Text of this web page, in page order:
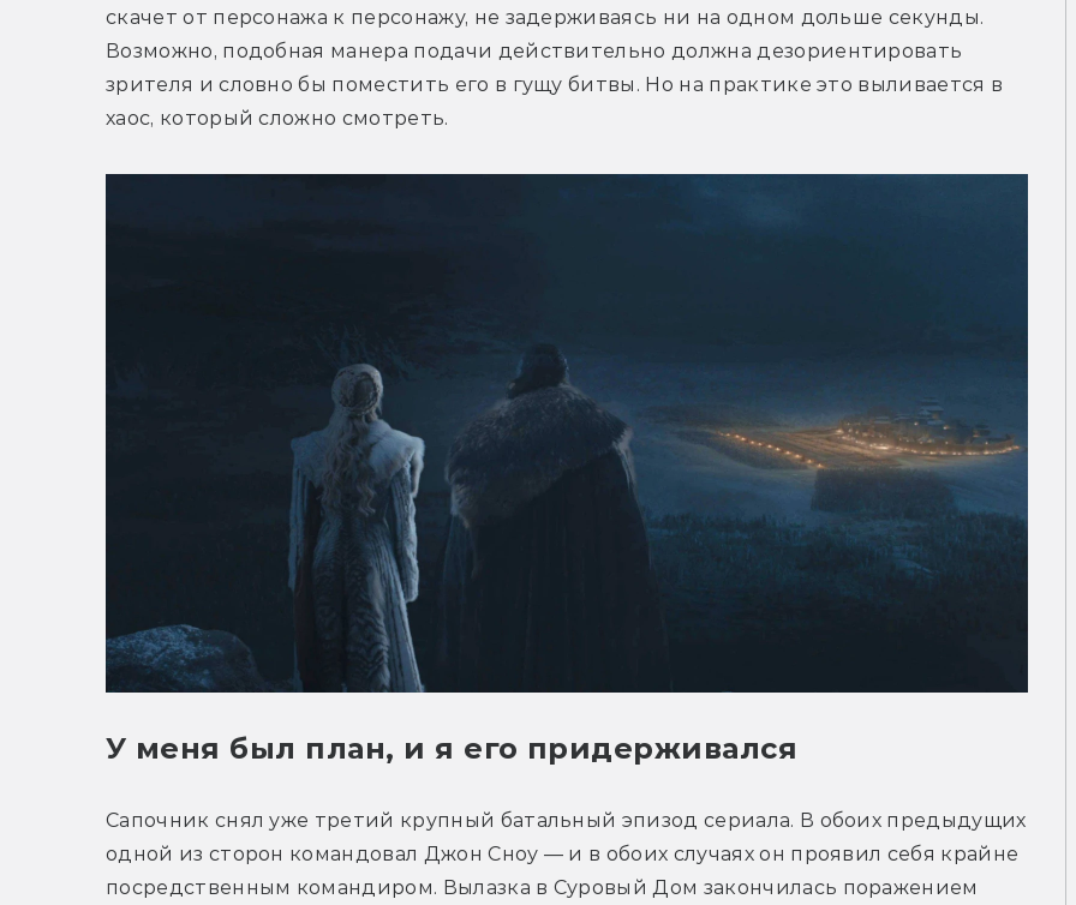
скачет от персонажа к персонажу, не задерживаясь ни на одном дольше секунды.
Возможно, подобная манера подачи действительно должна дезориентировать
зрителя и словно бы поместить его в гущу битвы. Но на практике это выливается в
хаос, который сложно смотреть.
У меня был план, и я его придерживался
Сапочник снял уже третий крупный батальный эпизод сериала. В обоих предыдущих
одной из сторон командовал Джон Сноу — и в обоих случаях он проявил себя крайне
посредственным командиром. Вылазка в Суровый Дом закончилась поражением